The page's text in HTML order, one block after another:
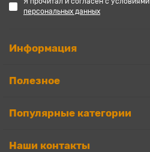
персональных данных
Информация
Полезное
Популярные категории
Наши контакты